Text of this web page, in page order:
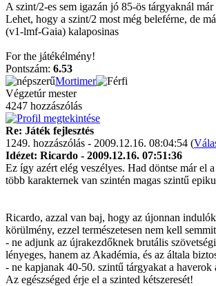
A szint/2-es sem igazán jó 85-ös tárgyaknál
Lehet, hogy a szint/2 most még beleférne, de
(v1-lmf-Gaia) kalaposinas
For the játékélmény!
Pontszám: 6.53
Mortimer
Végzetúr mester
4247 hozzászólás
Re: Játék fejlesztés
1249. hozzászólás - 2009.12.16. 08:04:54 (
Idézet: Ricardo - 2009.12.16. 07:51:36
Ez így azért elég veszélyes. Had döntse már el
több karakternek van szintén magas szintű
Ricardo, azzal van baj, hogy az újonnan
körülmény, ezzel természetesen nem kell
- ne adjunk az újrakezdőknek brutális
lényeges, hanem az Akadémia, és az általa
- ne kapjanak 40-50. szintű tárgyakat a
Az egészséged érje el a szinted kétszeresét!